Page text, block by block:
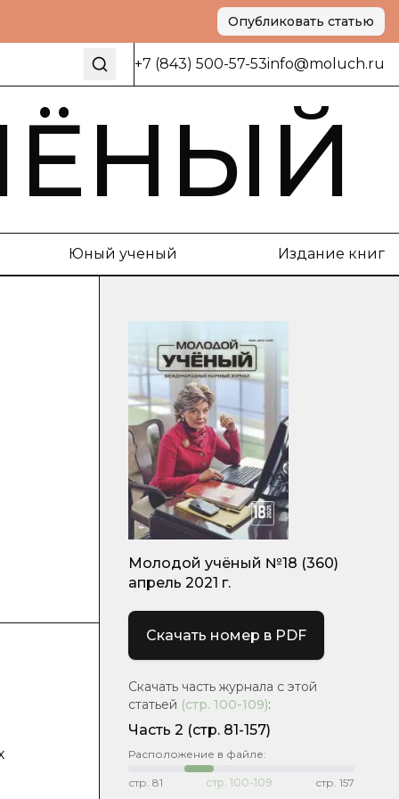
Опубликовать статью
+7 (843) 500-57-53info@moluch.ru
Юный ученый Издание книг
Молодой учёный №18 (360)
апрель 2021 г.
Скачать номер в PDF
Скачать часть журнала с этой
статьей (стр. 100-109):
Часть 2 (стр. 81-157)
Расположение в файле:
стр. 81 стр. 100-109 стр. 157